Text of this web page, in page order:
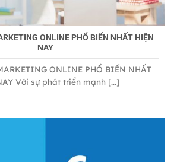
ONLINE PHỔ BIẾN NHẤT HIỆN
NAY
ONLINE PHỔ BIẾN NHẤT
Với sự phát triển mạnh [...]